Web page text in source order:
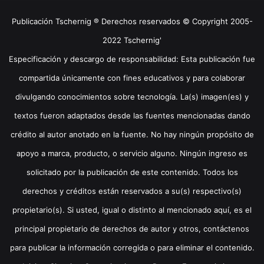
Publicación Tschernig ® Derechos reservados © Copyright 2005-
2022 Tschernig'
Especificación y descargo de responsabilidad: Esta publicación fue
compartida únicamente con fines educativos y para colaborar
divulgando conocimientos sobre tecnología. La(s) imagen(es) y
textos fueron adaptados desde las fuentes mencionadas dando
crédito al autor anotado en la fuente. No hay ningún propósito de
apoyo a marca, producto, o servicio alguno. Ningún ingreso es
solicitado por la publicación de este contenido. Todos los
derechos y créditos están reservados a su(s) respectivo(s)
propietario(s). Si usted, igual o distinto al mencionado aquí, es el
principal propietario de derechos de autor y otros, contáctenos
para publicar la información corregida o para eliminar el contenido.